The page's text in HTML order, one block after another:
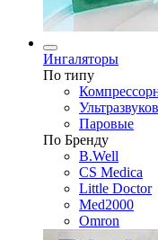
Ингаляторы
По типу
Паровые
По Бренду
B.Well
CS Medica
Little Doctor
Med2000
Omron